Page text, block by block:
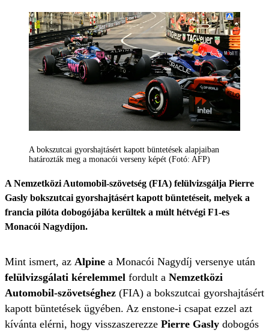
A bokszutcai gyorshajtásért kapott büntetések alapjaiban
határozták meg a monacói verseny képét (Fotó: AFP)
A Nemzetközi Automobil-szövetség (FIA) felülvizsgálja Pierre
Gasly bokszutcai gyorshajtásért kapott büntetéseit, melyek a
francia pilóta dobogójába kerültek a múlt hétvégi F1-es
Monacói Nagydíjon.
Mint ismert, az Alpine a Monacói Nagydíj versenye után
felülvizsgálati kérelemmel fordult a Nemzetközi
Automobil-szövetséghez (FIA) a bokszutcai gyorshajtásért
kapott büntetések ügyében. Az enstone-i csapat ezzel azt
kívánta elérni, hogy visszaszerezze Pierre Gasly dobogós